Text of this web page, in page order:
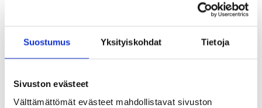
Suostumus Yksityiskohdat Tietoja
Sivuston evästeet
Välttämättömät evästeet mahdollistavat sivuston
Mitä mieltä olet blogistamme? Tule mukaan keskusteluun.
Jaa artikkeli